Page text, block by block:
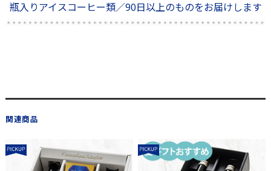
瓶入りアイスコーヒー類／90日以上のものをお届けします
関連商品